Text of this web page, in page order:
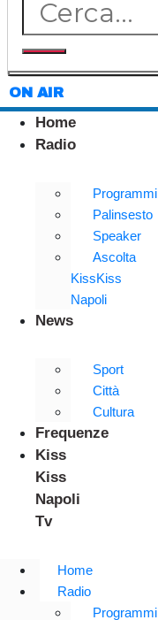
ON AIR
Home
Radio
Programmi
Palinsesto
Speaker
Ascolta
KissKiss
Napoli
News
Sport
Città
Cultura
Frequenze
Kiss
Kiss
Napoli
Tv
Home
Radio
Programmi